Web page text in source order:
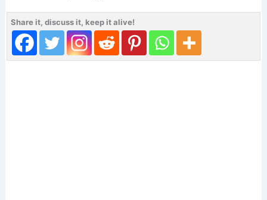
Share it, discuss it, keep it alive!